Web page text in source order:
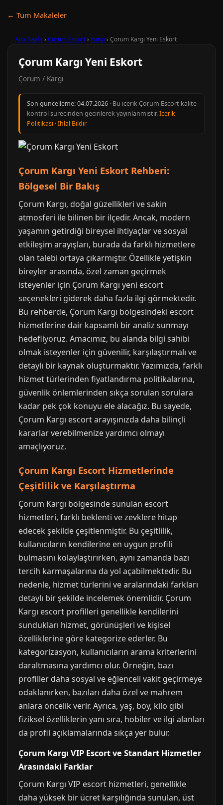
← Tum Makaleler
Ana Sayfa › Çorum Escort› Kargı › Çorum Kargı Yeni Eskort
Çorum Kargı Yeni Eskort
Çorum / Kargı
Son guncelleme:04.07.2026 · Bu icerik Çorum Escort kalite
kontrol surecinden gecirilerek yayinlanmistir.Icerik
Politikasi ·Ihlal Bildir
Çorum Kargı Yeni Eskort Rehberi:
Bölgesel Bir Bakış
Çorum Kargı, doğal güzellikleri ve sakin
atmosferi ile bilinen bir ilçedir. Ancak, modern
yaşamın getirdiği bireysel ihtiyaçlar ve sosyal
etkileşim arayışları, burada da farklı hizmetlere
olan talebi ortaya çıkarmıştır. Özellikle yetişkin
bireyler arasında, özel zaman geçirmek
isteyenler için Çorum Kargı yeni escort
seçenekleri giderek daha fazla ilgi görmektedir.
Bu rehberde, Çorum Kargı bölgesindeki escort
hizmetlerine dair kapsamlı bir analiz sunmayı
hedefliyoruz. Amacımız, bu alanda bilgi sahibi
olmak isteyenler için güvenilir, karşılaştırmalı ve
detaylı bir kaynak oluşturmaktır. Yazımızda, farklı
hizmet türlerinden fiyatlandırma politikalarına,
güvenlik önlemlerinden sıkça sorulan sorulara
kadar pek çok konuyu ele alacağız. Bu sayede,
Çorum Kargı escort arayışınızda daha bilinçli
kararlar verebilmenize yardımcı olmayı
amaçlıyoruz.
Çorum Kargı Escort Hizmetlerinde
Çeşitlilik ve Karşılaştırma
Çorum Kargı bölgesinde sunulan escort
hizmetleri, farklı beklenti ve zevklere hitap
edecek şekilde çeşitlenmiştir. Bu çeşitlilik,
kullanıcıların kendilerine en uygun profili
bulmasını kolaylaştırırken, aynı zamanda bazı
tercih karmaşalarına da yol açabilmektedir. Bu
nedenle, hizmet türlerini ve aralarındaki farkları
detaylı bir şekilde incelemek önemlidir. Çorum
Kargı escort profilleri genellikle kendilerini
sundukları hizmet, görünüşleri ve kişisel
özelliklerine göre kategorize ederler. Bu
kategorizasyon, kullanıcıların arama kriterlerini
daraltmasına yardımcı olur. Örneğin, bazı
profiller daha sosyal ve eğlenceli vakit geçirmeye
odaklanırken, bazıları daha özel ve mahrem
anlara öncelik verir. Ayrıca, yaş, boy, kilo gibi
fiziksel özelliklerin yanı sıra, hobiler ve ilgi alanları
da profil açıklamalarında sıkça yer bulur.
Çorum Kargı VIP Escort ve Standart Hizmetler
Arasındaki Farklar
Çorum Kargı VIP escort hizmetleri, genellikle
daha yüksek bir ücret karşılığında sunulan, üst